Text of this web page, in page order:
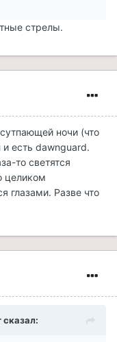
стрелы.
ночи (что
и есть dawnguard.
то светятся
целиком
глазами. Разве что
сказал: